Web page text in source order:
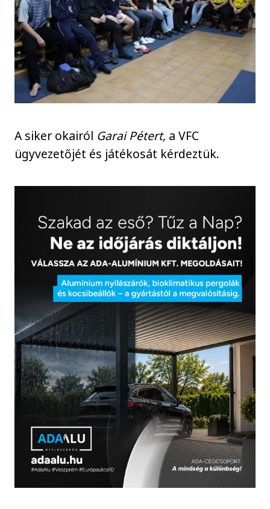
A siker okairól Garai Pétert, a VFC
ügyvezetőjét és játékosát kérdeztük.